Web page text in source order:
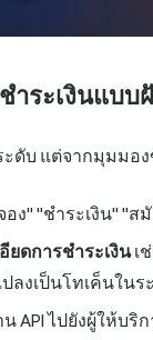
ำระเงินแบบ
ดับ แต่จากมุมมอ
ง" "ชำระเงิน" "ส
ดการชำระเงินเ
ลงเป็นโทเค็นใน
น API ไปยังผู้ให้บ